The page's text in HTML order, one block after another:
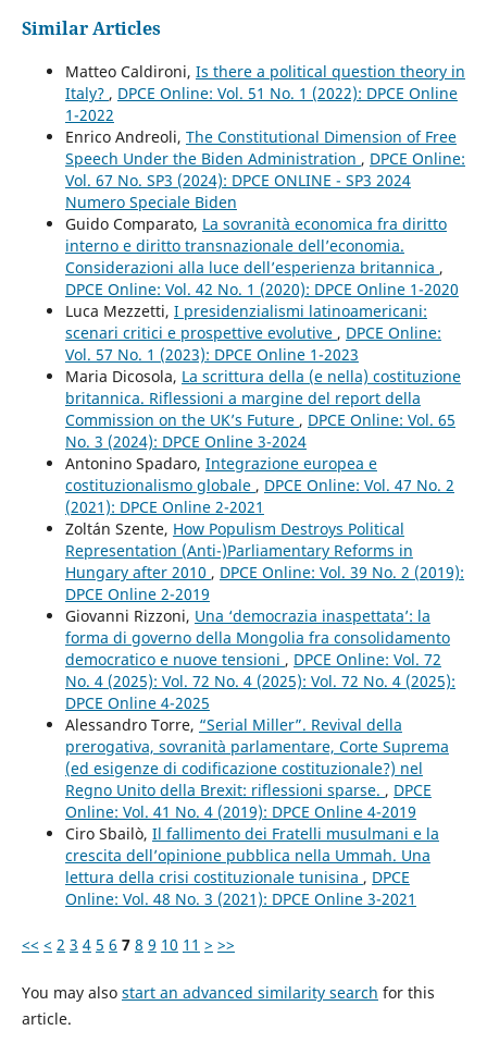
Similar Articles
Matteo Caldironi, Is there a political question theory in
Italy? , DPCE Online: Vol. 51 No. 1 (2022): DPCE Online
1-2022
Enrico Andreoli, The Constitutional Dimension of Free
Speech Under the Biden Administration , DPCE Online:
Vol. 67 No. SP3 (2024): DPCE ONLINE - SP3 2024
Numero Speciale Biden
Guido Comparato, La sovranità economica fra diritto
interno e diritto transnazionale dell’economia.
Considerazioni alla luce dell’esperienza britannica ,
DPCE Online: Vol. 42 No. 1 (2020): DPCE Online 1-2020
Luca Mezzetti, I presidenzialismi latinoamericani:
scenari critici e prospettive evolutive , DPCE Online:
Vol. 57 No. 1 (2023): DPCE Online 1-2023
Maria Dicosola, La scrittura della (e nella) costituzione
britannica. Riflessioni a margine del report della
Commission on the UK’s Future , DPCE Online: Vol. 65
No. 3 (2024): DPCE Online 3-2024
Antonino Spadaro, Integrazione europea e
costituzionalismo globale , DPCE Online: Vol. 47 No. 2
(2021): DPCE Online 2-2021
Zoltán Szente, How Populism Destroys Political
Representation (Anti-)Parliamentary Reforms in
Hungary after 2010 , DPCE Online: Vol. 39 No. 2 (2019):
DPCE Online 2-2019
Giovanni Rizzoni, Una ‘democrazia inaspettata’: la
forma di governo della Mongolia fra consolidamento
democratico e nuove tensioni , DPCE Online: Vol. 72
No. 4 (2025): Vol. 72 No. 4 (2025): Vol. 72 No. 4 (2025):
DPCE Online 4-2025
Alessandro Torre, “Serial Miller”. Revival della
prerogativa, sovranità parlamentare, Corte Suprema
(ed esigenze di codificazione costituzionale?) nel
Regno Unito della Brexit: riflessioni sparse. , DPCE
Online: Vol. 41 No. 4 (2019): DPCE Online 4-2019
Ciro Sbailò, Il fallimento dei Fratelli musulmani e la
crescita dell’opinione pubblica nella Ummah. Una
lettura della crisi costituzionale tunisina , DPCE
Online: Vol. 48 No. 3 (2021): DPCE Online 3-2021
<< < 2 3 4 5 6 7 8 9 10 11 > >>
You may also start an advanced similarity search for this
article.